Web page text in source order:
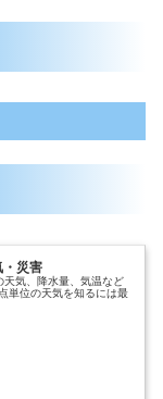
・災害
天気、降水量、気温など
単位の天気を知るには最